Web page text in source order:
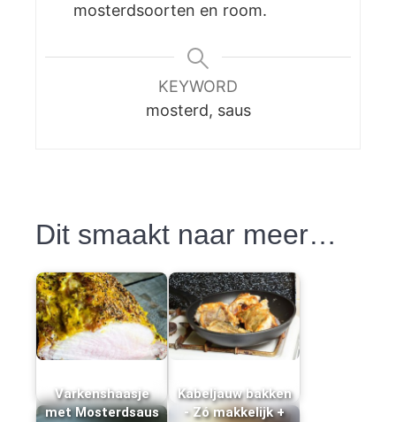
mosterdsoorten en room.
KEYWORD
mosterd, saus
Dit smaakt naar meer…
Varkenshaasje
met Mosterdsaus
Kabeljauw bakken
- Zó makkelijk +